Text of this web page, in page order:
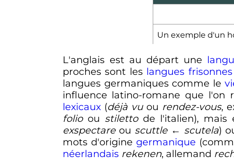
Un exemple d'un
L'anglais est au départ une
proches sont les langues frisonnes
langues germaniques comme le
influence latino-romane que
lexicaux(déjà vuou rendez-vous,
folioou stilettode l'italien), mais
exspectareou scuttle← scutela)
mots d'origine germanique
néerlandais rekenen, allemand